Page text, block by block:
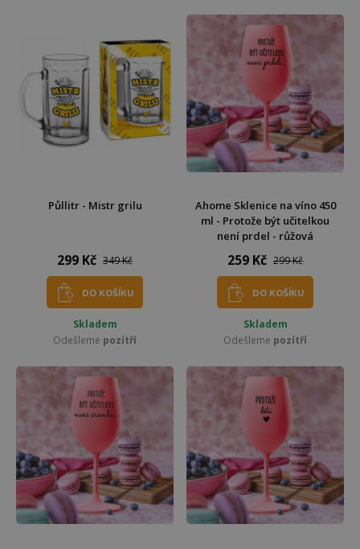
Půllitr - Mistr grilu
299 Kč 349 Kč
DO KOŠÍKU
Skladem
Odešleme pozítří
Ahome Sklenice na víno 450
ml - Protože být učitelkou
není prdel - růžová
259 Kč 299 Kč
DO KOŠÍKU
Skladem
Odešleme pozítří